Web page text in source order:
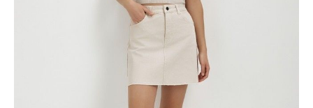
Рост 170: длина по боковому шву (без учета пояса) 39см.
Обратите внимание: джинсы, имеющие в составе ткани 1-2%
эластана, устойчивы к многочисленным стиркам, прочные,
удобные, хорошо садятся по фигуре. При носке ткань может
растягиваться, но после стирки джинсы принимают